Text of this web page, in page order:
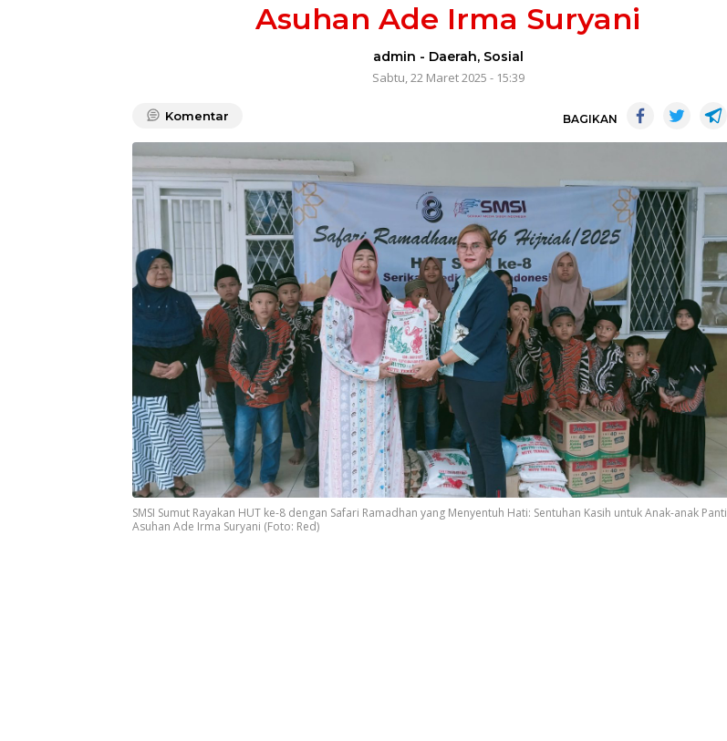
Asuhan Ade Irma Suryani
admin - Daerah, Sosial
Sabtu, 22 Maret 2025 - 15:39
Komentar BAGIKAN
SMSI Sumut Rayakan HUT ke-8 dengan Safari Ramadhan yang Menyentuh Hati: Sentuhan Kasih untuk Anak-anak Panti
Asuhan Ade Irma Suryani (Foto: Red)